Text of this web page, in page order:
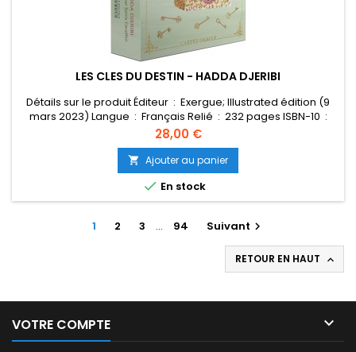
LES CLES DU DESTIN - HADDA DJERIBI
Détails sur le produit Éditeur ‏ : ‎ Exergue; Illustrated édition (9
mars 2023) Langue ‏ : ‎ Français Relié ‏ : ‎ 232 pages ISBN-10 ‏ :
g Dimensions ‏ : ‎ 13 x 4.7 x 17.5 cm
Prix
28,00 €
 Ajouter au panier
 En stock
1 2 3 … 94 Suivant 
RETOUR EN HAUT 
VOTRE COMPTE 